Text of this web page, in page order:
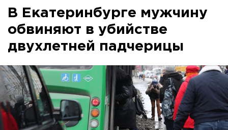
В Екатеринбурге мужчину
обвиняют в убийстве
двухлетней падчерицы